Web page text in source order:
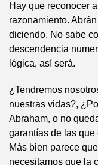
Hay que reconocer
razonamiento.
diciendo. No sabe
descendencia
lógica, así será.
¿Tendremos
nuestras vidas?,
Abraham, o no
garantías de las
Más bien parece
necesitamos que la